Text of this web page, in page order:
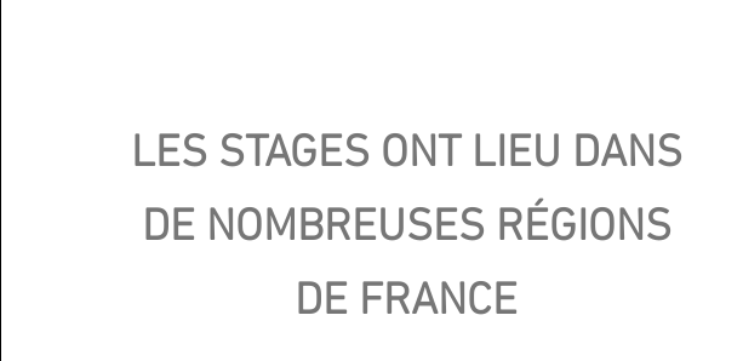
LES STAGES ONT LIEU DANS
DE NOMBREUSES RÉGIONS
DE FRANCE